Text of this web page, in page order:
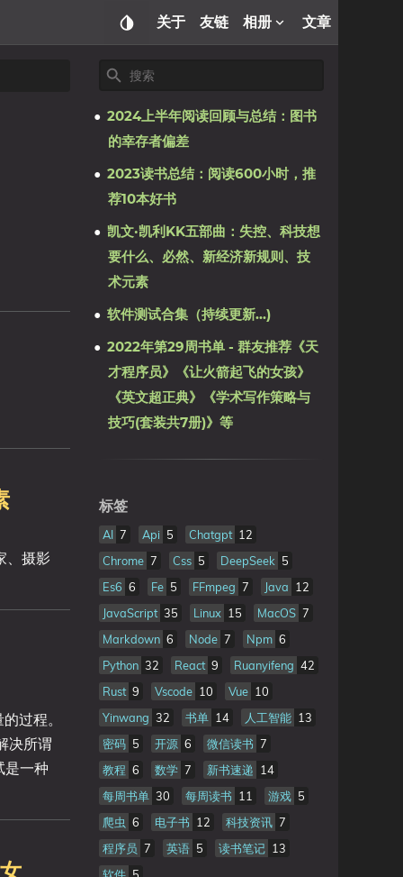
关于 友链 相册 文章
、摄影
过程。
决所谓
是一种
2024上半年阅读回顾与总结：图书
的幸存者偏差
2023读书总结：阅读600小时，推
荐10本好书
凯文·凯利KK五部曲：失控、科技想
要什么、必然、新经济新规则、技
术元素
软件测试合集（持续更新...)
2022年第29周书单 - 群友推荐《天
才程序员》《让火箭起飞的女孩》
《英文超正典》《学术写作策略与
技巧(套装共7册)》等
标签
AI 7 Api 5 Chatgpt 12
Chrome 7 Css 5 DeepSeek 5
Es6 6 Fe 5 FFmpeg 7 Java 12
JavaScript 35 Linux 15 MacOS 7
Markdown 6 Node 7 Npm 6
Python 32 React 9 Ruanyifeng 42
Rust 9 Vscode 10 Vue 10
Yinwang 32 书单 14 人工智能 13
密码 5 开源 6 微信读书 7
教程 6 数学 7 新书速递 14
每周书单 30 每周读书 11 游戏 5
爬虫 6 电子书 12 科技资讯 7
程序员 7 英语 5 读书笔记 13